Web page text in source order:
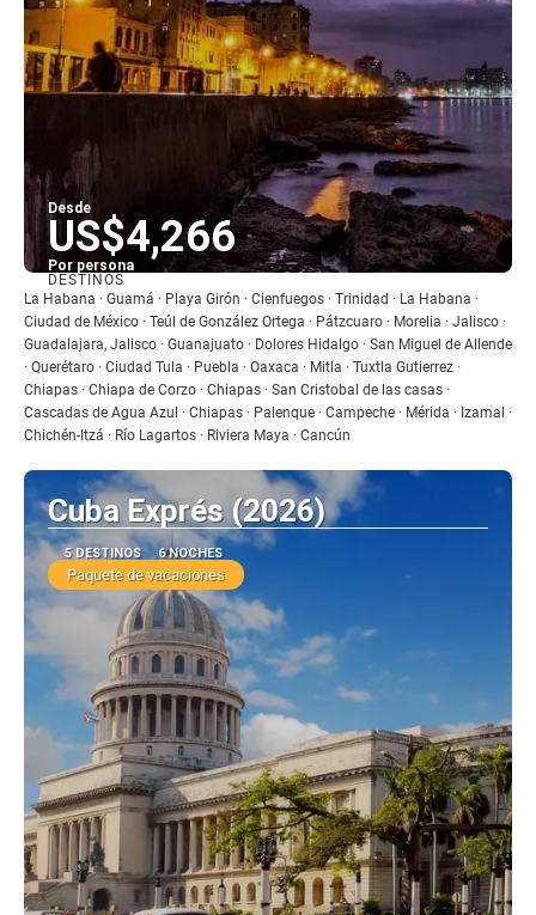
Desde
US$4,266
Por persona
Ver
DESTINOS
La Habana · Guamá · Playa Girón · Cienfuegos · Trinidad · La Habana ·
Ciudad de México · Teúl de González Ortega · Pátzcuaro · Morelia · Jalisco ·
Guadalajara, Jalisco · Guanajuato · Dolores Hidalgo · San Miguel de Allende
· Querétaro · Ciudad Tula · Puebla · Oaxaca · Mitla · Tuxtla Gutierrez ·
Chiapas · Chiapa de Corzo · Chiapas · San Cristobal de las casas ·
Cascadas de Agua Azul · Chiapas · Palenque · Campeche · Mérida · Izamal ·
Chichén-Itzá · Río Lagartos · Riviera Maya · Cancún
Cuba Exprés (2026)
5 DESTINOS 6 NOCHES
Paquete de vacaciones